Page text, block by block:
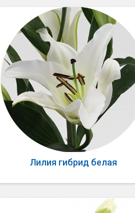
Лилия гибрид белая